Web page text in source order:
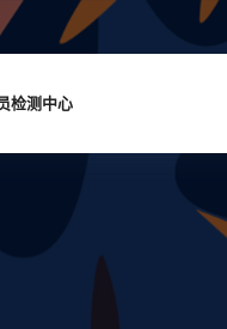
检测中心